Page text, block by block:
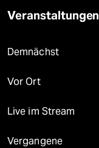
Veranstaltungen
Demnächst
Vor Ort
Live im Stream
Vergangene